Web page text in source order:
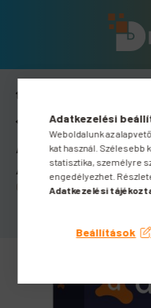
Előző termék
AVAST PREMIUM
/ 1 ÉV)
Cikkszám:S-240101-0147
Adatkezelési
Weboldalunk az
kat használ. Szélesebb
statisztika, személyre
engedélyezhet.
Adatkezelési
Beállítások